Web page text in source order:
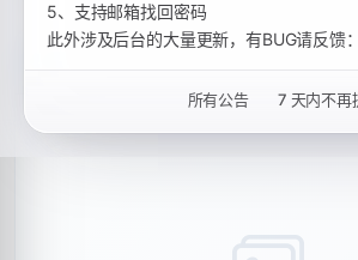
5、支持邮箱找回密码
此外涉及后台的大量更新，有BUG请反馈：
所有公告 7 天内不再